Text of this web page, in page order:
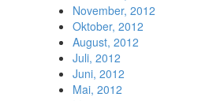
November, 2012
Oktober, 2012
August, 2012
Juli, 2012
Juni, 2012
Mai, 2012